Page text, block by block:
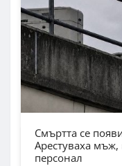
Смъртта се
Арестуваха
персонал